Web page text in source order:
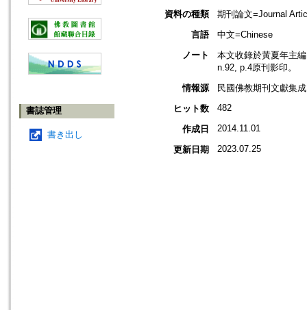
書誌管理
書き出し
資料の種類
期刊論文=Journal
言語
中文=Chinese
ノート
本文收錄於黃夏年主
n.92, p.4原刊影印。
情報源
民國佛教期刊文獻集
ヒット数
482
作成日 2014.11.01
更新日期 2023.07.25